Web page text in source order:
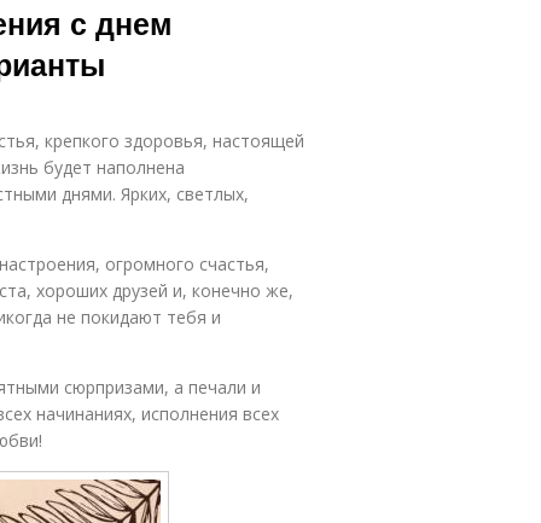
с днем
крепкого здоровья, настоящей
будет наполнена
днями. Ярких, светлых,
огромного счастья,
хороших друзей и, конечно же,
не покидают тебя и
сюрпризами, а печали и
начинаниях, исполнения всех